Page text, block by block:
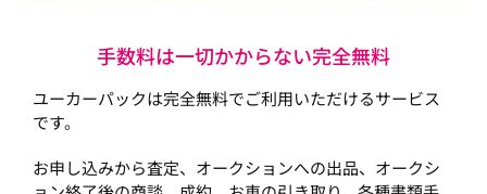
手数料は一切かからない完全無料
ユーカーパックは完全無料でご利用いただけるサービス
です。
お申し込みから査定、オークションへの出品、オークシ